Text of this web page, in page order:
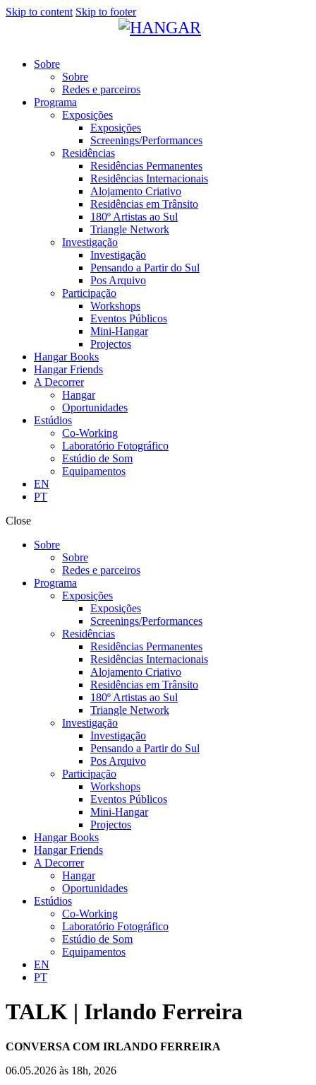
Skip to content Skip to footer
Sobre
Sobre
Redes e parceiros
Programa
Exposições
Exposições
Screenings/Performances
Residências
Residências Permanentes
Residências Internacionais
Alojamento Criativo
Residências em Trânsito
180º Artistas ao Sul
Triangle Network
Investigação
Investigação
Pensando a Partir do Sul
Pos Arquivo
Participação
Workshops
Eventos Públicos
Mini-Hangar
Projectos
Hangar Books
Hangar Friends
A Decorrer
Hangar
Oportunidades
Estúdios
Co-Working
Laboratório Fotográfico
Estúdio de Som
Equipamentos
EN
PT
Close
Sobre
Sobre
Redes e parceiros
Programa
Exposições
Exposições
Screenings/Performances
Residências
Residências Permanentes
Residências Internacionais
Alojamento Criativo
Residências em Trânsito
180º Artistas ao Sul
Triangle Network
Investigação
Investigação
Pensando a Partir do Sul
Pos Arquivo
Participação
Workshops
Eventos Públicos
Mini-Hangar
Projectos
Hangar Books
Hangar Friends
A Decorrer
Hangar
Oportunidades
Estúdios
Co-Working
Laboratório Fotográfico
Estúdio de Som
Equipamentos
EN
PT
TALK | Irlando Ferreira
CONVERSA COM IRLANDO FERREIRA
06.05.2026 às 18h, 2026